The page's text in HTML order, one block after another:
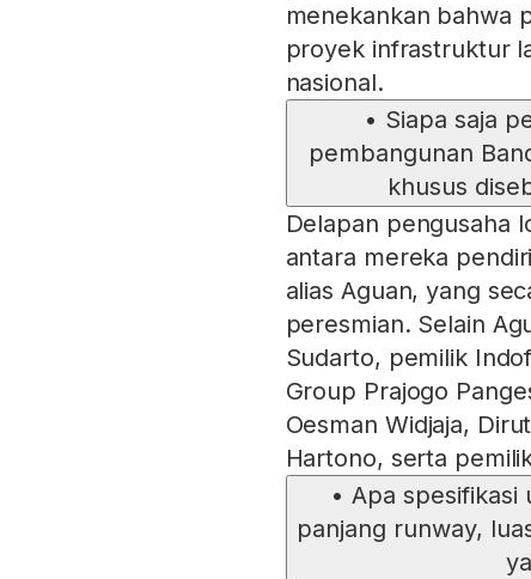
menekankan bahwa
proyek infrastruktur
nasional.
• Siapa saja
pembangunan
khusus
Delapan pengusaha
antara mereka
alias Aguan, yang
peresmian. Selain
Sudarto, pemilik
Group Prajogo
Oesman Widjaja,
Hartono, serta
• Apa spesifikasi
panjang runway,